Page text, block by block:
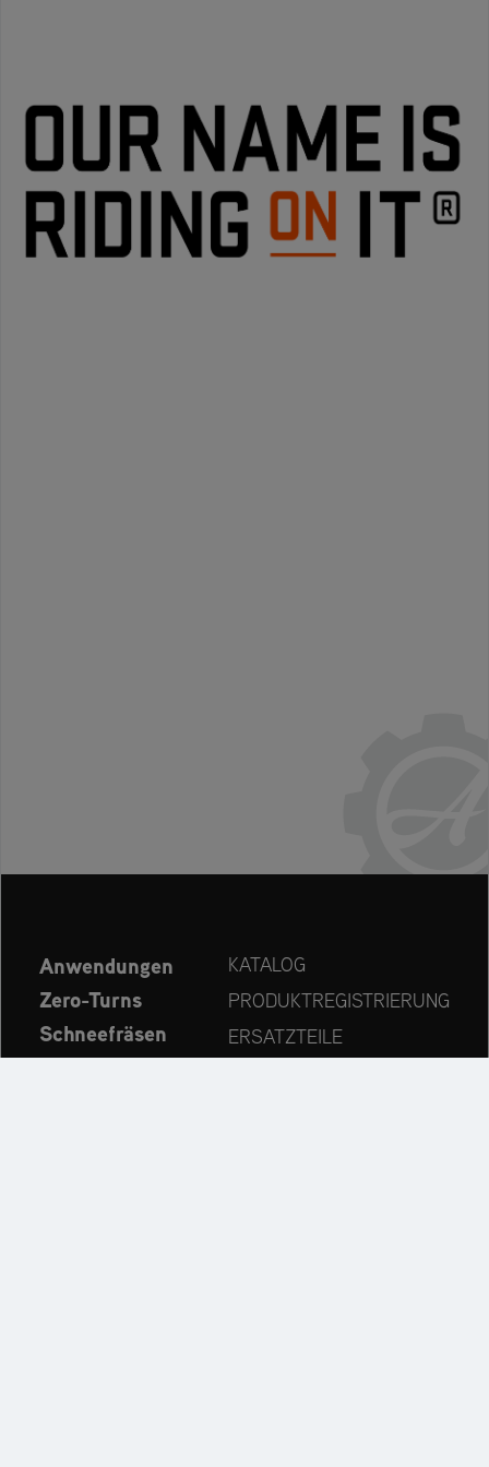
Anwendungen
Zero-Turns
Schneefräsen
Aktuelles
KATALOG
PRODUKTREGISTRIERUNG
ERSATZTEILE